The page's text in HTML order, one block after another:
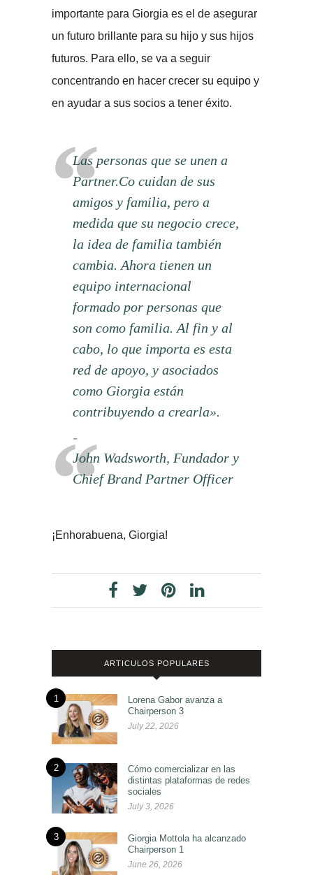
importante para Giorgia es el de asegurar
un futuro brillante para su hijo y sus hijos
futuros. Para ello, se va a seguir
concentrando en hacer crecer su equipo y
en ayudar a sus socios a tener éxito.
Las personas que se unen a
Partner.Co cuidan de sus
amigos y familia, pero a
medida que su negocio crece,
la idea de familia también
cambia. Ahora tienen un
equipo internacional
formado por personas que
son como familia. Al fin y al
cabo, lo que importa es esta
red de apoyo, y asociados
como Giorgia están
contribuyendo a crearla».
John Wadsworth, Fundador y
Chief Brand Partner Officer
¡Enhorabuena, Giorgia!
ARTICULOS POPULARES
1
Lorena Gabor avanza a
Chairperson 3
July 22, 2026
2
Cómo comercializar en las
distintas plataformas de redes
sociales
July 3, 2026
3
Giorgia Mottola ha alcanzado
Chairperson 1
June 26, 2026